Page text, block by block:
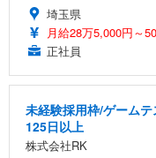
埼玉県
月給28万5,000円～
正社員
未経験採用枠/ゲーム
125日以上
株式会社RK